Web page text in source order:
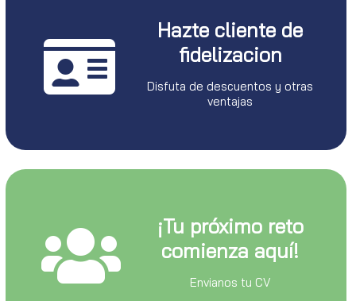
Hazte cliente de
fidelizacion
Disfuta de descuentos y otras
ventajas
¡Tu próximo reto
comienza aquí!
Envianos tu CV